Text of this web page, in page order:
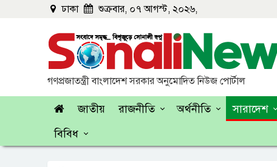
ঢাকা শুক্রবার, ০৭ আগস্ট, ২০২৬,
গণপ্রজাতন্ত্রী বাংলাদেশ সরকার অনুমোদিত নিউজ পোর্টাল
জাতীয় রাজনীতি অর্থনীতি সারাদেশ
বিবিধ